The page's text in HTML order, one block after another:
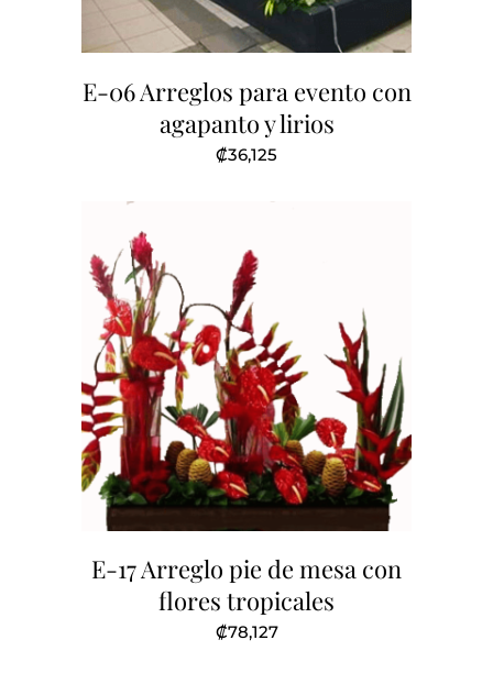
E-06 Arreglos para evento con
agapanto y lirios
₡36,125
E-17 Arreglo pie de mesa con
flores tropicales
₡78,127